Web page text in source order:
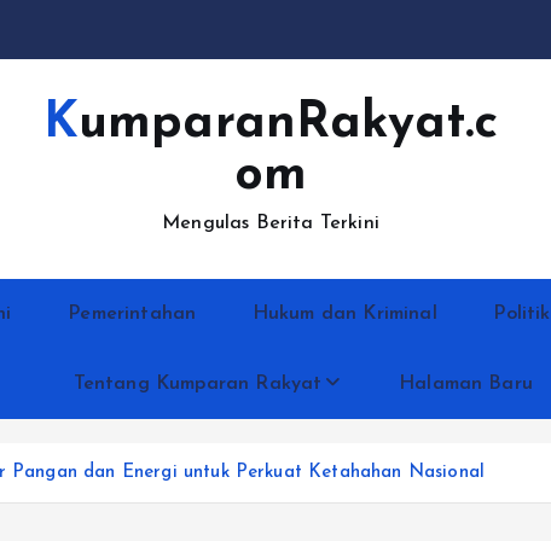
KumparanRakyat.c
om
Mengulas Berita Terkini
Pemerintahan Hukum dan Kriminal Politik
Tentang Kumparan Rakyat Halaman Baru
Pangan dan Energi untuk Perkuat Ketahahan Nasional